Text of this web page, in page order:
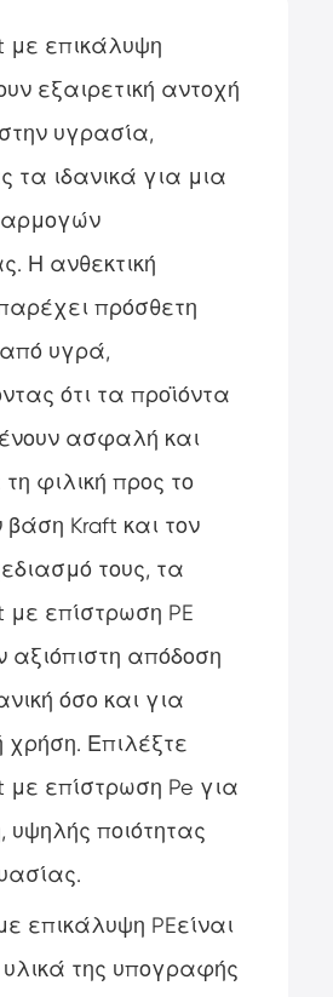
με επικάλυψη
εξαιρετική αντοχή
υγρασία,
τα ιδανικά για μια
Η ανθεκτική
πρόσθετη
υγρά,
ότι τα προϊόντα
ασφαλή και
φιλική προς το
Kraft και τον
τους, τα
με επίστρωση PE
αξιόπιστη απόδοση
όσο και για
χρήση. Επιλέξτε
με επίστρωση Pe για
υψηλής ποιότητας
επικάλυψη PEείναι
της υπογραφής